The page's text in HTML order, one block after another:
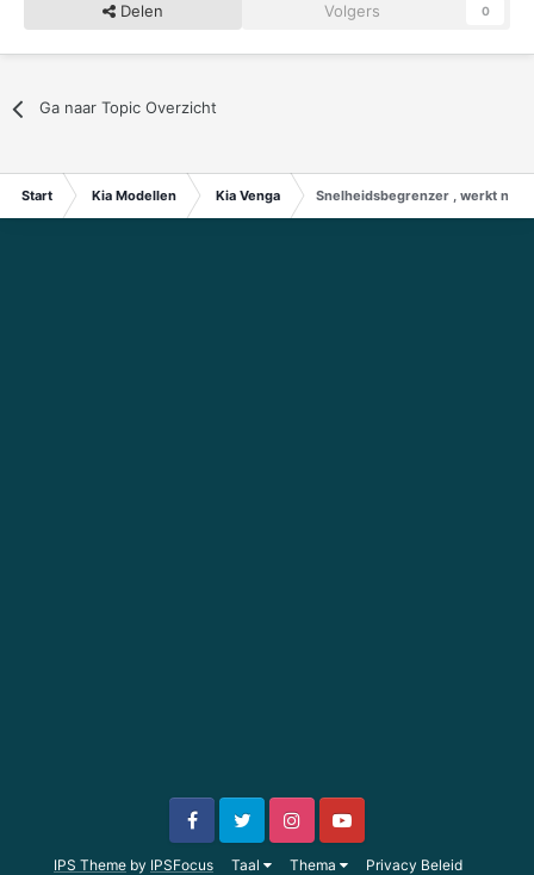
Delen Volgers 0
Ga naar Topic Overzicht
Start Kia Modellen Kia Venga Snelheidsbegrenzer , werkt niet?
IPS Theme by IPSFocus Taal Thema Privacy Beleid